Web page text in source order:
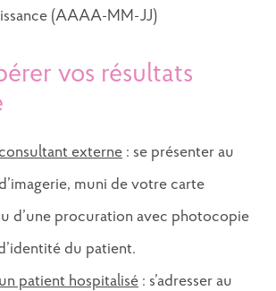
(AAAA-MM-JJ)
vos résultats
externe : se présenter au
muni de votre carte
d’une procuration avec photocopie
du patient.
patient hospitalisé : s’adresser au